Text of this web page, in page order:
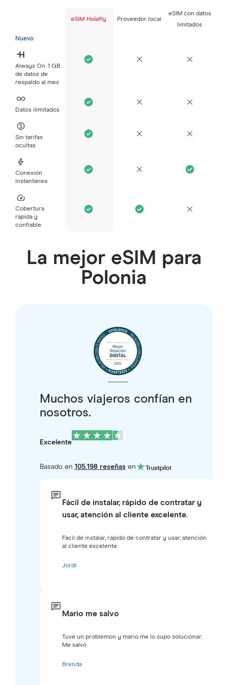
eSIM Holafly Proveedor local
eSIM con datos
limitados
Nuevo
Always On: 1 GB
de datos de
respaldo al mes
Datos ilimitados
Sin tarifas
ocultas
Conexión
instantánea
Cobertura
rápida y
confiable
La mejor eSIM para
Polonia
Muchos viajeros confían en
nosotros.
Excelente
Basado en 105.198 reseñasen
Fácil de instalar, rápido de contratar y
usar, atención al cliente excelente.
Fácil de instalar, rápido de contratar y usar, atención
al cliente excelente.
Jordi
Mario me salvo
Tuve un problemon y mario me lo supo solucionar.
Me salvó
Brenda